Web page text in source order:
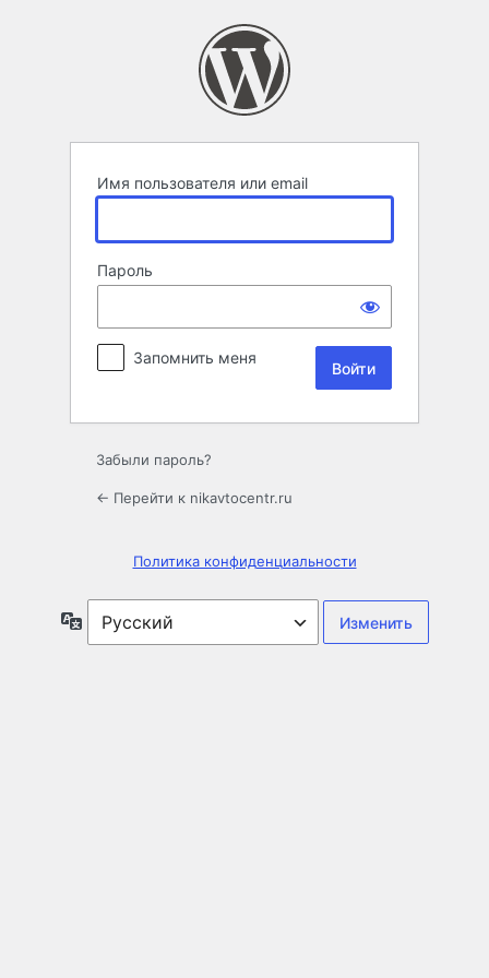
Имя пользователя или email
Пароль
Запомнить меня
Забыли пароль?
← Перейти к nikavtocentr.ru
Политика конфиденциальности
Язык